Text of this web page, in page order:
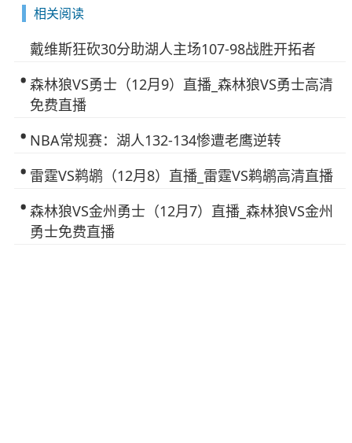
相关阅读
戴维斯狂砍30分助湖人主场107-98战胜开拓者
森林狼VS勇士（12月9）直播_森林狼VS勇士高清
免费直播
NBA常规赛：湖人132-134惨遭老鹰逆转
雷霆VS鹈鹕（12月8）直播_雷霆VS鹈鹕高清直播
森林狼VS金州勇士（12月7）直播_森林狼VS金州
勇士免费直播